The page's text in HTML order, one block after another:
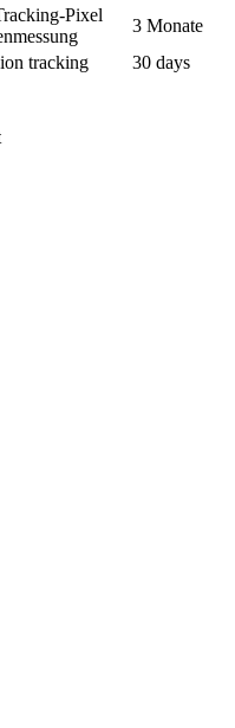
Pixel
3 Monate
tracking 30 days